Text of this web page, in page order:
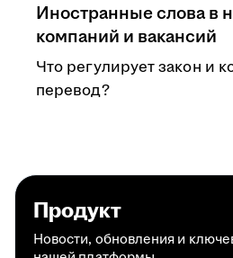
Иностранные слова в
компаний и вакансий
Что регулирует закон и
перевод?
Продукт
Новости, обновления и